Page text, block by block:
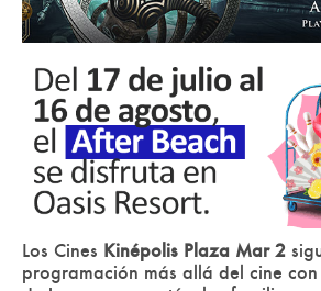
Los Cines Kinépolis Plaza Mar 2
programación más allá del cine